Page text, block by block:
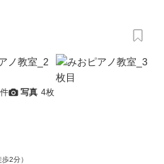
写真 4枚
2分）